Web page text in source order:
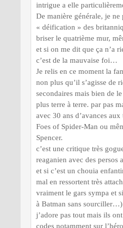
intrigue a elle
De manière générale, je ne
« déification » des
briser le quatrième mur,
et si on me dit que ça n’a
c’est de la mauvaise foi…
Je relis en ce moment la
non plus qu’il s’agisse de
secondaires mais bien de
plus terre à terre. par pas
avec 30 ans d’avances
Foes of Spider-Man ou
Spencer.
c’est une critique très
reaganien avec des persos
et si c’est un chouia
mal en ressortent très
vraiment le gars sympa et
à Batman sans sourciller…)
j’adore pas tout mais ils
codes notamment sur